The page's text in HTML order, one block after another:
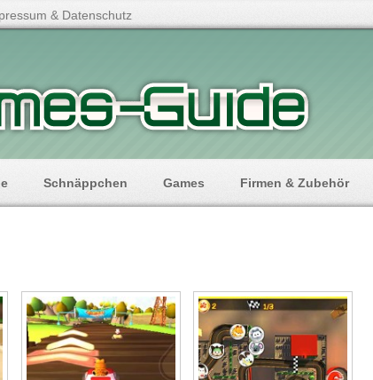
& Datenschutz
Schnäppchen Games Firmen & Zubehör